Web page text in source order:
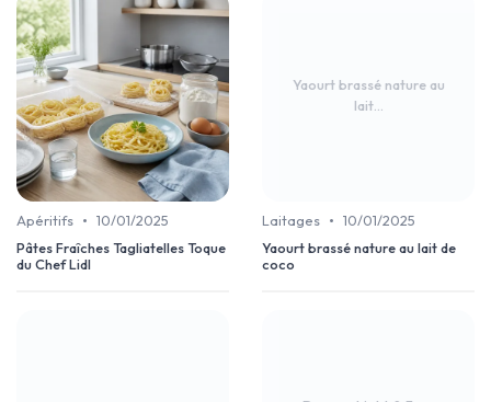
Apéritifs • 10/01/2025
Pâtes Fraîches Tagliatelles Toque
du Chef Lidl
Yaourt brassé nature au
lait...
Laitages • 10/01/2025
Yaourt brassé nature au lait de
coco